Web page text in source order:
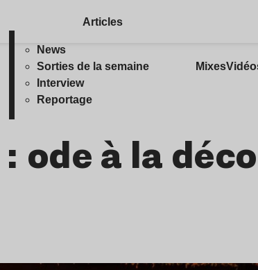
Articles
News
Sorties de la semaine
Interview
Reportage
Mixes
ode à la